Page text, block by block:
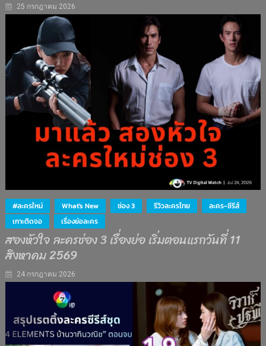
25 กรกฎาคม 2026
#ละครใหม่ What's New ช่อง 3 รีวิวละครไทย
ละคร-ซีรีส์
เกาะติดจอ
เรื่องย่อละคร
สองหัวใจ ละครช่อง 3 เรื่องย่อ เริ่มตอนแรกวันที่ 11
สิงหาคม 2569
24 กรกฎาคม 2026